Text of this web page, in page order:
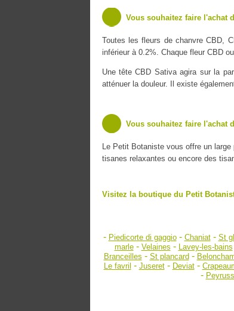
Vous souhaitez faire l'achat
Toutes les fleurs de chanvre CBD,
inférieur à 0.2%. Chaque fleur CBD
Une tête CBD Sativa agira sur la
atténuer la douleur. Il existe
Vous souhaitez faire l'achat
Le Petit Botaniste vous offre un
tisanes relaxantes ou encore des
Visitez la boutique du Petit
- Piedicorte di gaggio- Chaniat- St
marle- Velaines - Lavey-les-bains
Branceilles - St plancard-
Le favril - Juseret- Deviat-
-